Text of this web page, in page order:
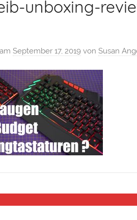
unboxing-
September 17, 2019 von Susan